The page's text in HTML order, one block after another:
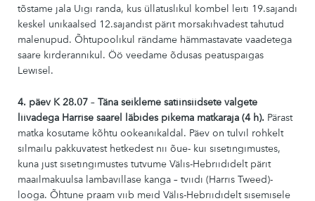
tõstame jala Uigi randa, kus üllatuslikul kombel leiti 19.sajandi
keskel unikaalsed 12.sajandist pärit morsakihvadest tahutud
malenupud. Õhtupoolikul rändame hämmastavate vaadetega
saare kirderannikul. Öö veedame õdusas peatuspaigas
Lewisel.
4. päev K 28.07 – Täna seikleme satiinsiidsete valgete
liivadega Harrise saarel läbides pikema matkaraja (4 h). Pärast
matka kosutame kõhtu ookeanikaldal. Päev on tulvil rohkelt
silmailu pakkuvatest hetkedest nii õue- kui sisetingimustes,
kuna just sisetingimustes tutvume Välis-Hebriididelt pärit
maailmakuulsa lambavillase kanga – tviidi (Harris Tweed)-
looga. Õhtune praam viib meid Välis-Hebriididelt sisemisele